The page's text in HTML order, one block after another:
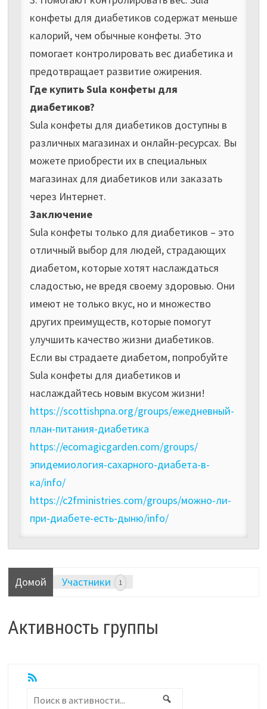
конфеты для диабетиков содержат меньше
калорий, чем обычные конфеты. Это
помогает контролировать вес диабетика и
предотвращает развитие ожирения.
Где купить Sula конфеты для
диабетиков?
Sula конфеты для диабетиков доступны в
различных магазинах и онлайн-ресурсах. Вы
можете приобрести их в специальных
магазинах для диабетиков или заказать
через Интернет.
Заключение
Sula конфеты только для диабетиков – это
отличный выбор для людей, страдающих
диабетом, которые хотят наслаждаться
сладостью, не вредя своему здоровью. Они
имеют не только вкус, но и множество
других преимуществ, которые помогут
улучшить качество жизни диабетиков.
Если вы страдаете диабетом, попробуйте
Sula конфеты для диабетиков и
наслаждайтесь новым вкусом жизни!
https://scottishpna.org/groups/ежедневный-
план-питания-диабетика
https://ecomagicgarden.com/groups/
эпидемиология-сахарного-диабета-в-
ка/info/
https://c2fministries.com/groups/можно-ли-
при-диабете-есть-дыню/info/
Домой Участники 1
Активность группы
RSS
Поиск